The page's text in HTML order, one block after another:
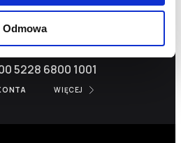
Odmowa
5228 6800 1001
WIĘCEJ